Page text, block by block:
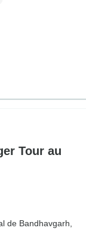
Tour au
de Bandhavgarh,